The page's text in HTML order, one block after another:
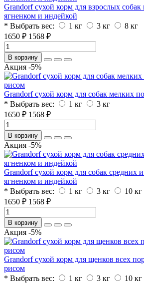
Grandorf сухой корм для взрослых
ягненком и индейкой
* Выбрать вес:
1 кг 3 кг
8 кг
1650 ₽ 1568 ₽
В корзину
Акция -5%
Grandorf сухой корм для собак мелких
* Выбрать вес:
1 кг
3 кг
1650 ₽ 1568 ₽
В корзину
Акция -5%
Grandorf сухой корм для собак средних
ягненком и индейкой
* Выбрать вес:
1 кг 3 кг
10 кг
1650 ₽ 1568 ₽
В корзину
Акция -5%
Grandorf сухой корм для щенков всех
рисом
* Выбрать вес:
1 кг 3 кг
10 кг